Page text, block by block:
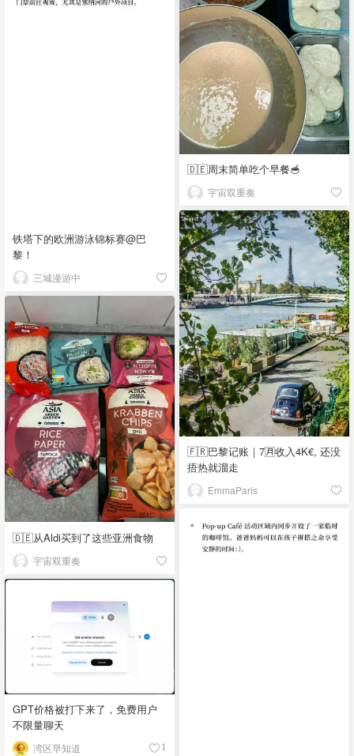
🇩🇪周末简单吃个早餐🥣
宇宙双重奏
铁塔下的欧洲游泳锦标赛@巴
黎！
三城漫游中
🇫🇷巴黎记账｜7🈷️收入4K€, 还没
捂热就溜走
EmmaParis
🇩🇪从Aldi买到了这些亚洲食物
宇宙双重奏
GPT价格被打下来了，免费用户
不限量聊天
湾区早知道 1